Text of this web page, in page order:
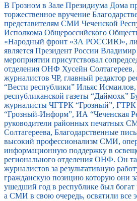
В Грозном в Зале Президиума Дома
торжественное вручение
представителям СМИ Чеченской
Исполкома Общероссийского
«Народный фронт «ЗА РОССИЮ»,
является Президент России
мероприятии присутствовал
отделения ОНФ Хусейн Солтагереев,
журналистов ЧР, главный редактор
“Вести республики” Ильяс
республиканской газеты “Даймохк”
журналисты ЧГТРК “Грозный”,
“Грозный-Информ”, ИА “Чеченская
руководители районных печатных
Солтагереева, Благодарственные
высокий профессионализм СМИ,
информационную поддержку в
регионального отделения ОНФ. Он
журналистов за результативную
гражданскую позицию которую они
ушедший год в республике был
а СМИ в свою очередь, освятили все